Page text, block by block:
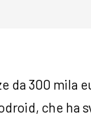
da 300 mila
che ha